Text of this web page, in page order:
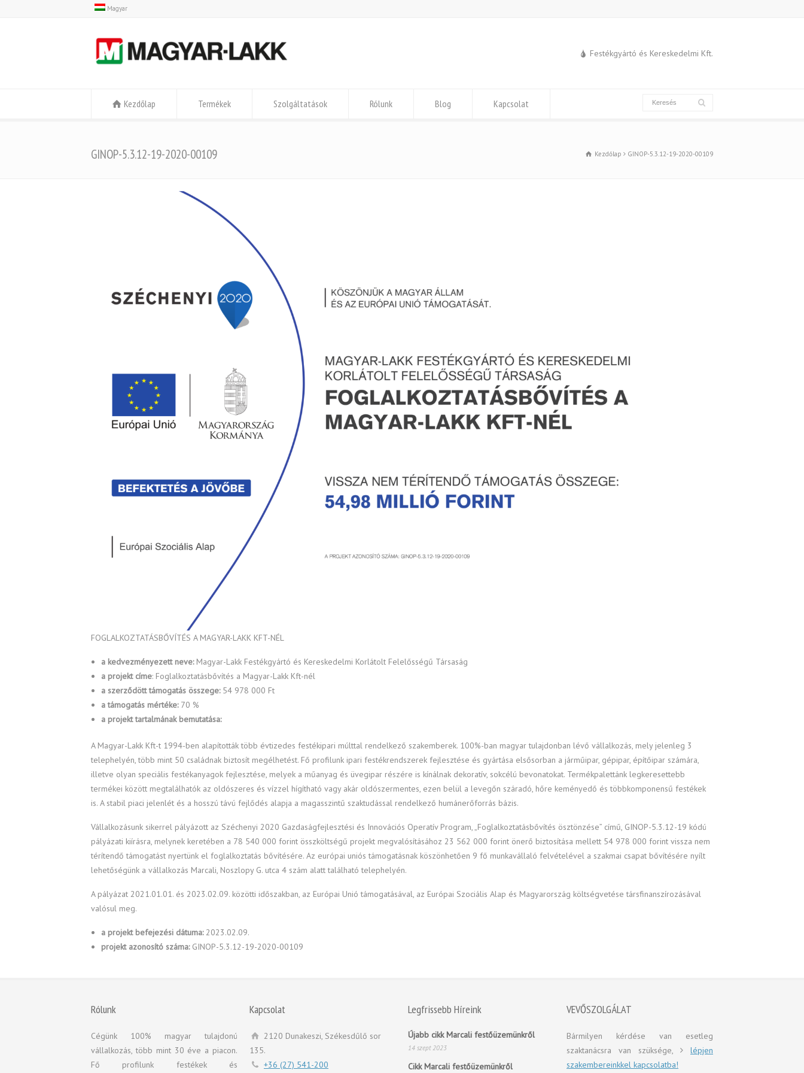
Magyar
Festékgyártó és Kereskedelmi Kft.
Kezdőlap Termékek Szolgáltatások Rólunk Blog Kapcsolat
GINOP-5.3.12-19-2020-00109 Kezdőlap GINOP-5.3.12-19-2020-00109
FOGLALKOZTATÁSBŐVÍTÉS A MAGYAR-LAKK KFT-NÉL
a kedvezményezett neve:Magyar-Lakk Festékgyártó és Kereskedelmi Korlátolt Felelősségű Társaság
a projekt címe: Foglalkoztatásbővítés a Magyar-Lakk Kft-nél
a szerződött támogatás összege: 54 978 000 Ft
a támogatás mértéke:70 %
a projekt tartalmának bemutatása:
A Magyar-Lakk Kft-t 1994-ben alapították több évtizedes festékipari múlttal rendelkező szakemberek. 100%-ban magyar tulajdonban lévő vállalkozás, mely jelenleg 3
telephelyén, több mint 50 családnak biztosít megélhetést. Fő profilunk ipari festékrendszerek fejlesztése és gyártása elsősorban a járműipar, gépipar, építőipar számára,
illetve olyan speciális festékanyagok fejlesztése, melyek a műanyag és üvegipar részére is kínálnak dekoratív, sokcélú bevonatokat. Termékpalettánk legkeresettebb
termékei között megtalálhatók az oldószeres és vízzel hígítható vagy akár oldószermentes, ezen belül a levegőn száradó, hőre keményedő és többkomponensű festékek
is. A stabil piaci jelenlét és a hosszú távú fejlődés alapja a magasszintű szaktudással rendelkező humánerőforrás bázis.
Vállalkozásunk sikerrel pályázott az Széchenyi 2020 Gazdaságfejlesztési és Innovációs Operatív Program, „Foglalkoztatásbővítés ösztönzése” című, GINOP-5.3.12-19 kódú
pályázati kiírásra, melynek keretében a 78 540 000 forint összköltségű projekt megvalósításához 23 562 000 forint önerő biztosítása mellett 54 978 000 forint vissza nem
térítendő támogatást nyertünk el foglalkoztatás bővítésére. Az európai uniós támogatásnak köszönhetően 9 fő munkavállaló felvételével a szakmai csapat bővítésére nyílt
lehetőségünk a vállalkozás Marcali, Noszlopy G. utca 4 szám alatt található telephelyén.
A pályázat 2021.01.01. és 2023.02.09. közötti időszakban, az Európai Unió támogatásával, az Európai Szociális Alap és Magyarország költségvetése társfinanszírozásával
valósul meg.
a projekt befejezési dátuma:2023.02.09.
projekt azonosító száma: GINOP-5.3.12-19-2020-00109
Rólunk
Cégünk 100% magyar tulajdonú
vállalkozás, több mint 30 éve a piacon.
Fő profilunk festékek és
Kapcsolat
2120 Dunakeszi, Székesdűlő sor
135.
+36 (27) 541-200
Legfrissebb Híreink
Újabb cikk Marcali festőüzemünkről
14 szept 2023
Cikk Marcali festőüzemünkről
VEVŐSZOLGÁLAT
Bármilyen kérdése van esetleg
szaktanácsra van szüksége,
lépjen
szakembereinkkel kapcsolatba!